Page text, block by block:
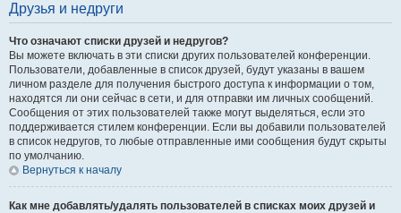
Друзья и недруги
Что означают списки друзей и недругов?
Вы можете включать в эти списки других пользователей конференции.
Пользователи, добавленные в список друзей, будут указаны в вашем
личном разделе для получения быстрого доступа к информации о том,
находятся ли они сейчас в сети, и для отправки им личных сообщений.
Сообщения от этих пользователей также могут выделяться, если это
поддерживается стилем конференции. Если вы добавили пользователей
в список недругов, то любые отправленные ими сообщения будут скрыты
по умолчанию.
Вернуться к началу
Как мне добавлять/удалять пользователей в списках моих друзей и